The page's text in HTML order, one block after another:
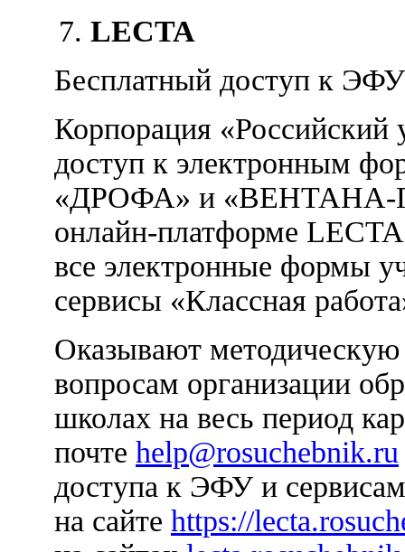
LECTA
Бесплатный доступ к
Корпорация «Российский
доступ к электронным
«ДРОФА» и «ВЕНТАНА-
онлайн-платформе
все электронные формы
сервисы «Классная
Оказывают
вопросам организации
школах на весь период
почте help@rosuchebnik.ru
доступа к ЭФУ и
на сайте https://